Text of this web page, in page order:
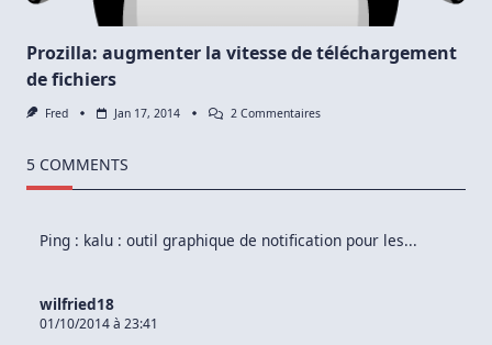
Prozilla: augmenter la vitesse de téléchargement
de fichiers
Fred Jan 17, 2014 2 CommentairesSur
De
Fichiers
5 COMMENTS
Ping : kalu : outil graphique de notification pour les...
wilfried18
01/10/2014 à 23:41